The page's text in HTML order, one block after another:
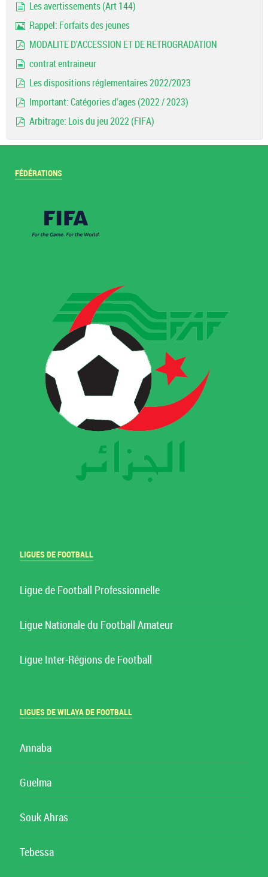
Les avertissements (Art 144)
Rappel: Forfaits des jeunes
MODALITE D'ACCESSION ET DE RETROGRADATION
contrat entraineur
Les dispositions réglementaires 2022/2023
Important: Catégories d'ages (2022 / 2023)
Arbitrage: Lois du jeu 2022 (FIFA)
FÉDÉRATIONS
LIGUES DE FOOTBALL
Ligue de Football Professionnelle
Ligue Nationale du Football Amateur
Ligue Inter-Régions de Football
LIGUES DE WILAYA DE FOOTBALL
Annaba
Guelma
Souk Ahras
Tebessa